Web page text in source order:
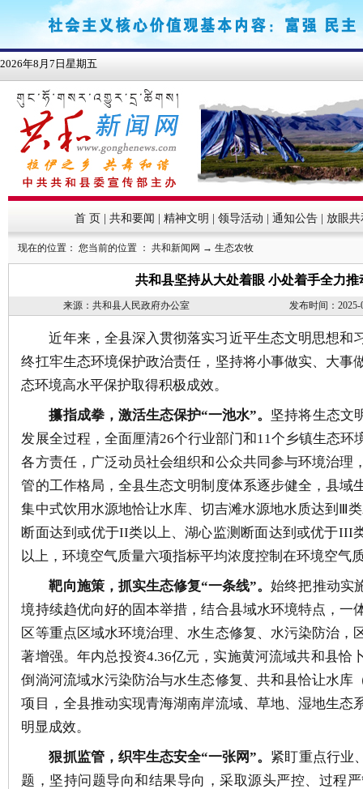
首 页 共和要闻 精神文明 领导活动 通知公告 放眼共
现在的位置： 您当前的位置 ： 共和新闻网 → 生态农牧
共和县坚持从大处着眼 小处着手全力
来源：共和县人民政府办公室 发布时间：2025-
近年来，全县深入贯彻落实习近平生态文明思想和
终扛牢生态环境保护政治责任， 坚持将小事做实、大事
态环境高水平保护取得积极成效。
攥指成拳，激活生态保护“一池水”。 坚持将生态文
发展全过程， 全面厘清26个行业部门和11个乡镇生态环
各方责任， 广泛动员社会组织和公众共同参与环境治理
管的工作格局，全县生态文明制度体系逐步健全 ，县域
集中式饮用水源地恰让水库、切吉滩水源地水质达到 Ⅲ
断面达到或优于II类以上、湖心监测断面达到或优于III
以上，环境空气质量六项指标平均浓度控制在环境空气
靶向施策，抓实生态修复“一条线”。始终把推动实
境持续趋优向好的固本举措，结合县域水环境特点，一
区等重点区域水环境治理、水生态修复、水污染防治，
著增强。年内总投资4.36亿元，实施黄河流域共和县恰
倒淌河流域水污染防治与水生态修复、共和县恰让水库
项目， 全县推动实现青海湖南岸流域、草地、湿地生态
明显成效。
狠抓监管， 织牢生态安全“一张网”。 紧盯重点行业
题， 坚持问题导向和结果导向，采取源头严控、过程